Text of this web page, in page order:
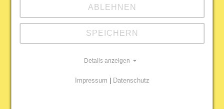
Land
ABLEHNEN
SPEICHERN
Details anzeigen
Impressum | Datenschutz